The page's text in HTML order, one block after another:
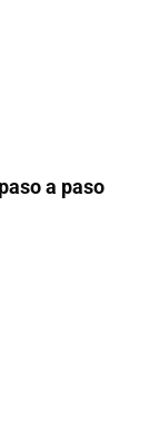
a paso